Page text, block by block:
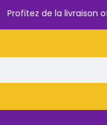
Profitez de la livraison